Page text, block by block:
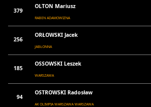
379
OLTON Mariusz
RABEN ADAMOWIZNA
256
ORŁOWSKI Jacek
JABŁONNA
185
OSSOWSKI Leszek
WARSZAWA
94
OSTROWSKI Radosław
AK OLIMPIA WARSZAWA WARSZAWA